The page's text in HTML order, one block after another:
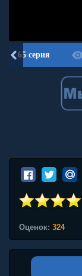
65 серия
Оценок: 324